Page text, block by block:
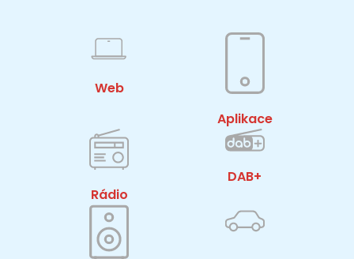
Web
Aplikace
Rádio
DAB+